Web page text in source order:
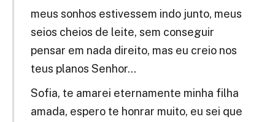
meus sonhos estivessem indo junto, meus
seios cheios de leite, sem conseguir
pensar em nada direito, mas eu creio nos
teus planos Senhor…
Sofia, te amarei eternamente minha filha
amada, espero te honrar muito, eu sei que